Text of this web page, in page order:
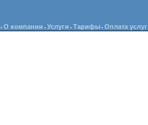
• О компании • Услуги • Тарифы • Оплата услуг